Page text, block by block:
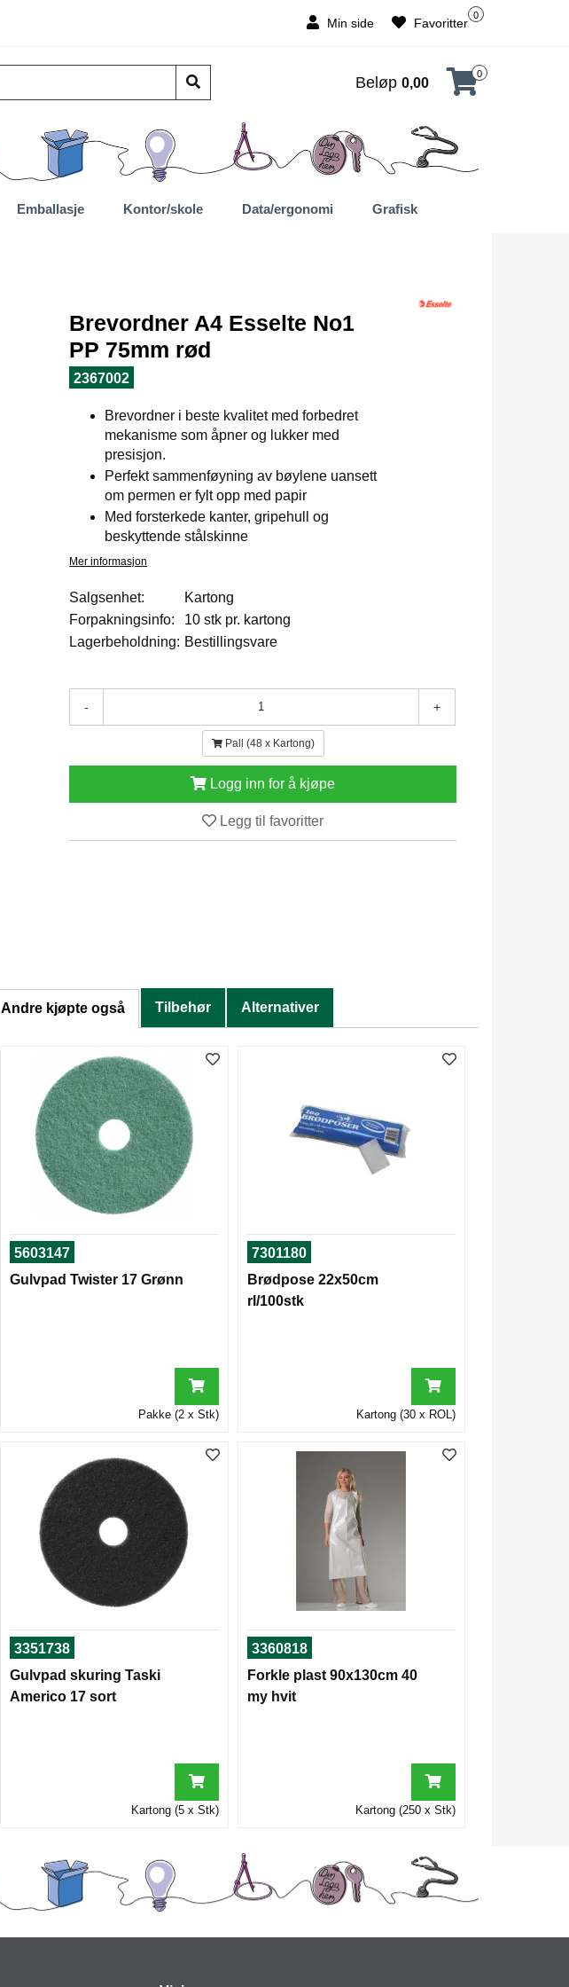
Min side
0
Favoritter
Beløp 0,00
0
Emballasje Kontor/skole Data/ergonomi Grafisk
Brevordner A4 Esselte No1
PP 75mm rød
2367002
Brevordner i beste kvalitet med forbedret
mekanisme som åpner og lukker med
presisjon.
Perfekt sammenføyning av bøylene uansett
om permen er fylt opp med papir
Med forsterkede kanter, gripehull og
beskyttende stålskinne
Mer informasjon
Salgsenhet:
Kartong
Forpakningsinfo:
10 stk pr. kartong
Lagerbeholdning: Bestillingsvare
- +
Pall (48 x Kartong)
Logg inn for å kjøpe
Legg til favoritter
Andre kjøpte også Tilbehør Alternativer
5603147
Gulvpad Twister 17 Grønn
Pakke (2 x Stk)
7301180
Brødpose 22x50cm
rl/100stk
Kartong (30 x ROL)
3351738
Gulvpad skuring Taski
Americo 17 sort
Kartong (5 x Stk)
3360818
Forkle plast 90x130cm 40
my hvit
Kartong (250 x Stk)